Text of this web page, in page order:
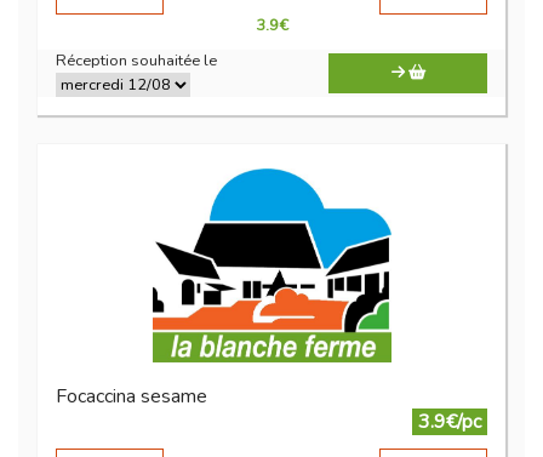
3.9€
Réception souhaitée le
Focaccina sesame
3.9€/pc